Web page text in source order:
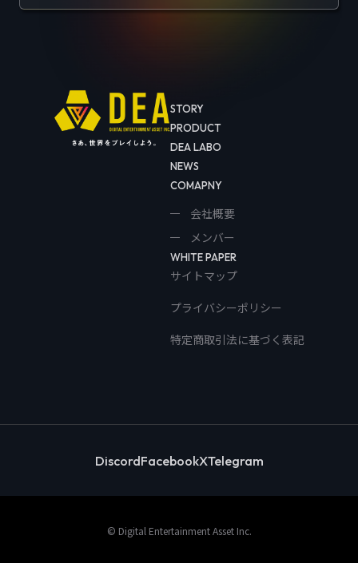
STORY
PRODUCT
DEA LABO
NEWS
COMAPNY
会社概要
メンバー
WHITE PAPER
サイトマップ
プライバシーポリシー
特定商取引法に基づく表記
DiscordFacebookXTelegram
© Digital Entertainment Asset Inc.